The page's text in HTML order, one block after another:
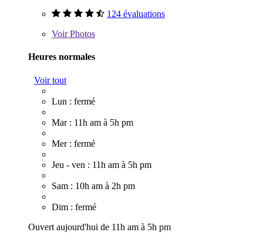
124 évaluations
VoirPhotos
Heures normales
Voir tout
Lun : fermé
Mar : 11h am à 5h pm
Mer : fermé
Jeu - ven : 11h am à 5h pm
Sam : 10h am à 2h pm
Dim : fermé
Ouvert aujourd'hui de 11h am à 5h pm